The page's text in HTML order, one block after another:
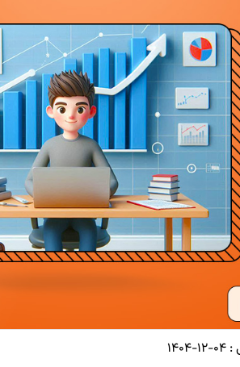
دانلود رایگان نمونه سوالات امتحانی...
دانلود رایگان نمونه سوالات امتحان...
:
04-12-1404